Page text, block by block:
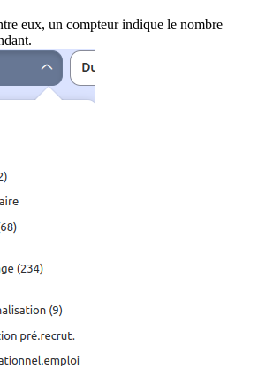
eux, un compteur indique le nombre